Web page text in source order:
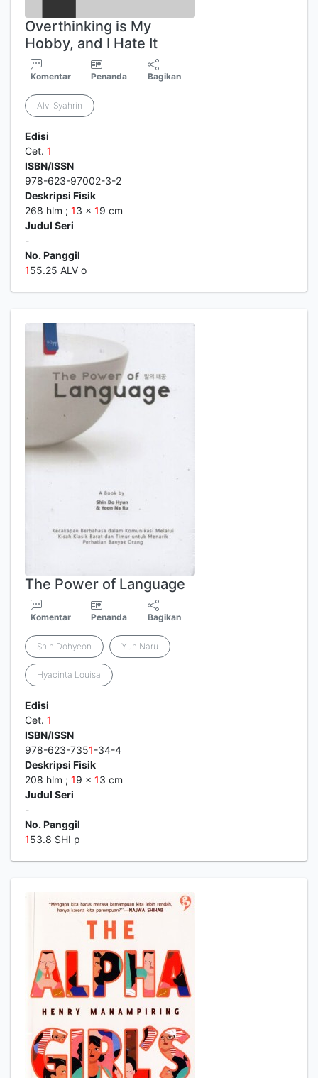
Overthinking is My
Hobby, and I Hate It
Komentar Penanda Bagikan
Alvi Syahrin
Edisi
Cet. 1
ISBN/ISSN
978-623-97002-3-2
Deskripsi Fisik
268 hlm ; 13 x 19 cm
Judul Seri
-
No. Panggil
155.25 ALV o
The Power of Language
Komentar Penanda Bagikan
Shin Dohyeon Yun Naru
Hyacinta Louisa
Edisi
Cet. 1
ISBN/ISSN
978-623-7351-34-4
Deskripsi Fisik
208 hlm ; 19 x 13 cm
Judul Seri
-
No. Panggil
153.8 SHI p